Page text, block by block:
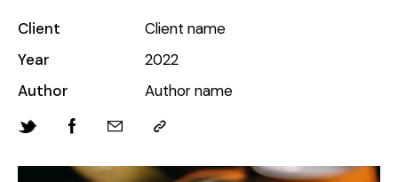
Client
Client name
Year
2022
Author
Author name